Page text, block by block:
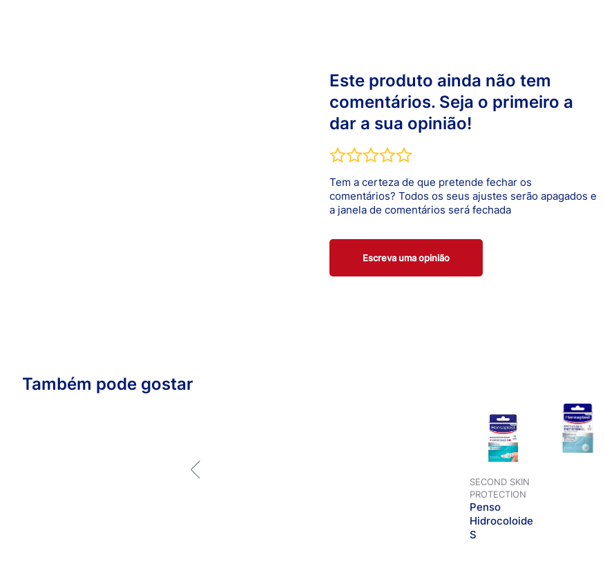
Este produto ainda não tem
comentários. Seja o primeiro a
dar a sua opinião!
Tem a certeza de que pretende fechar os
comentários? Todos os seus ajustes serão apagados e
a janela de comentários será fechada
Escreva uma opinião
Também pode gostar
SECOND SKIN
PROTECTION
Penso
Hidrocoloide
S